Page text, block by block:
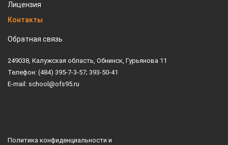
Лицензия
Контакты
Обратная связь
249038, Калужская область, Обнинск, Гурьянова 11
Телефон: (484) 395-7-3-57; 393-50-41
E-mail: school@ofs95.ru
Политика конфиденциальности и